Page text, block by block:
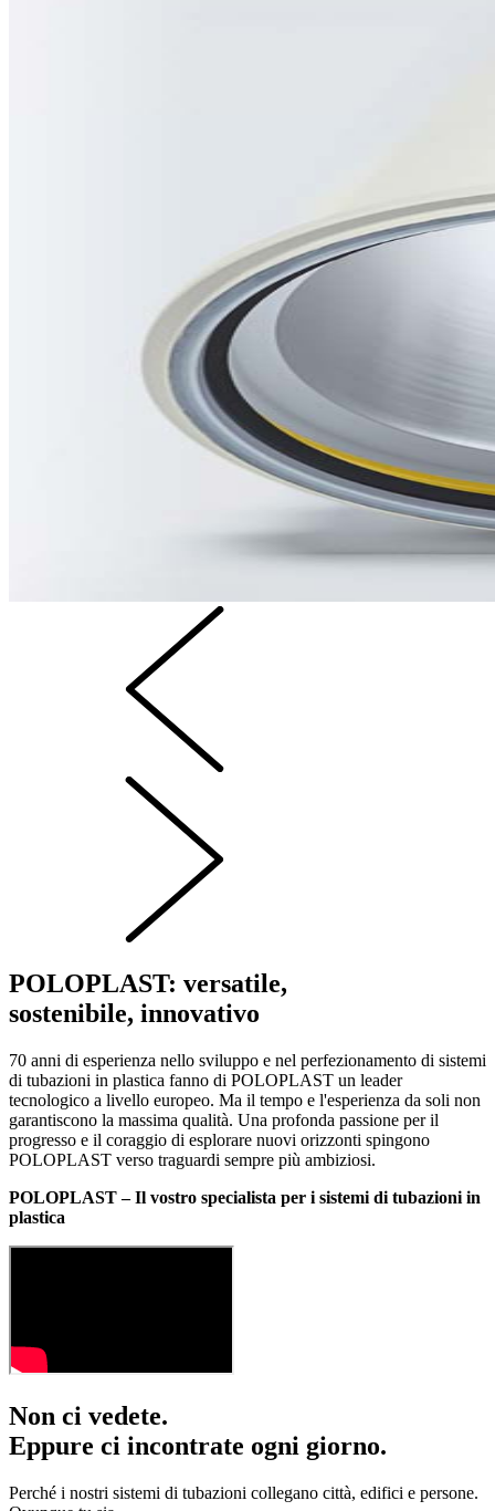
POLOPLAST: versatile,
sostenibile, innovativo
70 anni di esperienza nello sviluppo e nel perfezionamento di sistemi
di tubazioni in plastica fanno di POLOPLAST un leader
tecnologico a livello europeo. Ma il tempo e l'esperienza da soli non
garantiscono la massima qualità. Una profonda passione per il
progresso e il coraggio di esplorare nuovi orizzonti spingono
POLOPLAST verso traguardi sempre più ambiziosi.
POLOPLAST – Il vostro specialista per i sistemi di tubazioni in
plastica
Non ci vedete.
Eppure ci incontrate ogni giorno.
Perché i nostri sistemi di tubazioni collegano città, edifici e persone.